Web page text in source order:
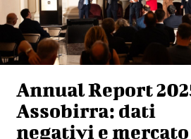
Annual Report
Assobirra: dati
negativi e mercato